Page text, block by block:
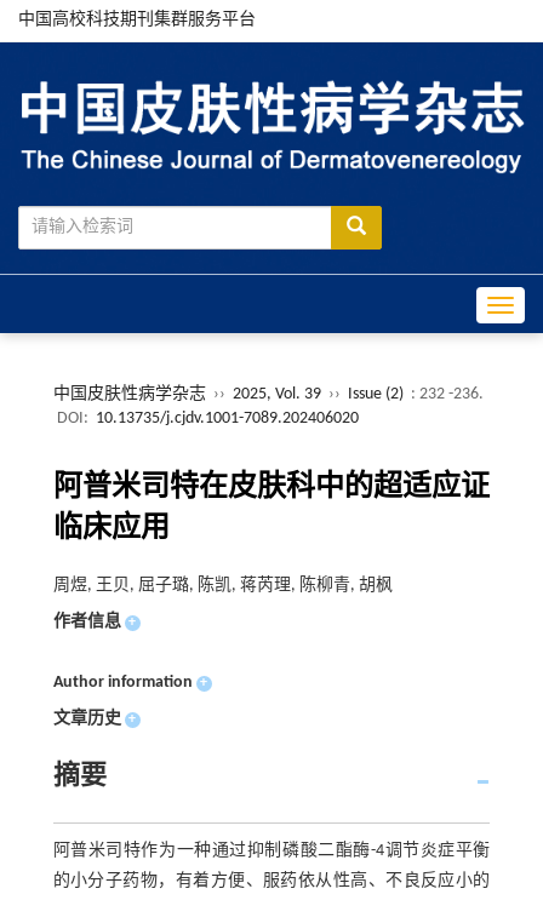
中国高校科技期刊集群服务平台
中国皮肤性病学杂志 ›› 2025, Vol. 39 ›› Issue (2) : 232 -236.
DOI: 10.13735/j.cjdv.1001-7089.202406020
阿普米司特在皮肤科中的超适应证
临床应用
周煜, 王贝, 屈子璐, 陈凯, 蒋芮理, 陈柳青, 胡枫
作者信息 +
Author information +
文章历史 +
摘要
阿普米司特作为一种通过抑制磷酸二酯酶-4调节炎症平衡
的小分子药物，有着方便、服药依从性高、不良反应小的